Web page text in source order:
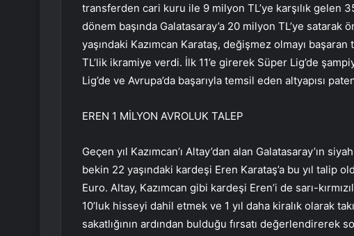
transferden cari kuru ile 9 milyon TL’ye karşılık gelen
dönem başında Galatasaray’a 20 milyon TL’ye
yaşındaki Kazımcan Karataş, değişmez olmayı
TL’lik ikramiye verdi. İlk 11’e girerek Süper Lig’de
Lig’de ve Avrupa’da başarıyla temsil eden altyapısı
EREN 1 MİLYON AVROLUK TALEP
Geçen yıl Kazımcan’ı Altay’dan alan Galatasaray’ın
bekin 22 yaşındaki kardeşi Eren Karataş’a bu yıl talip
Euro. Altay, Kazımcan gibi kardeşi Eren’i de sarı-
10’luk hisseyi dahil etmek ve 1 yıl daha kiralık olarak
sakatlığının ardından bulduğu fırsatı değerlendirerek